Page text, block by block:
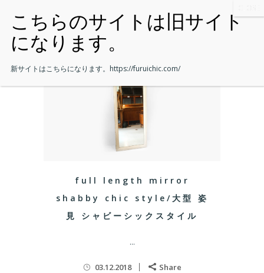
full length mirror
shabby chic style/大型 姿
見 シャビーシックスタイル
...
03.12.2018 Share
新サイトはこちらになります。 https://furuichic.com/